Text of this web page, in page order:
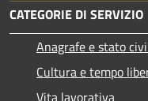
CATEGORIE DI SERVIZIO
Anagrafe e stato
Cultura e tempo
Vita lavorativa